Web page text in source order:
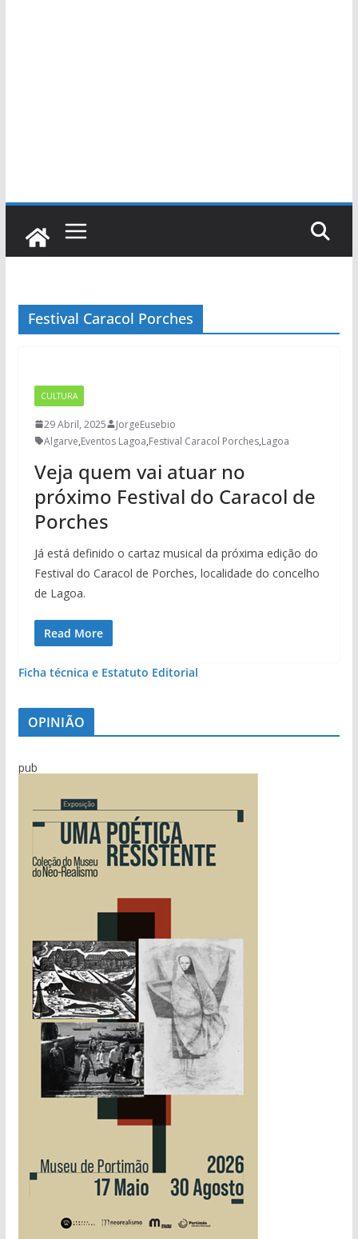
Festival Caracol Porches
CULTURA
29 Abril, 2025
JorgeEusebio
Algarve,Eventos Lagoa,Festival Caracol Porches,Lagoa
Veja quem vai atuar no
próximo Festival do Caracol de
Porches
Já está definido o cartaz musical da próxima edição do
Festival do Caracol de Porches, localidade do concelho
de Lagoa.
Read More
Ficha técnica e Estatuto Editorial
OPINIÃO
pub